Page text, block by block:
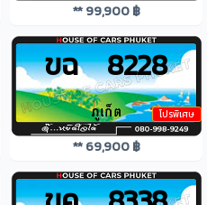
** 99,900 ฿
โปรพิเศษ
ขฉ 8228
** 69,900 ฿